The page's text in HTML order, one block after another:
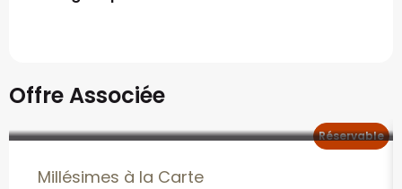
Offre Associée
Millésimes à la Carte
Réservable